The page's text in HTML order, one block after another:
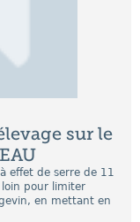
sur le
effet de serre de 11
pour limiter
en mettant en